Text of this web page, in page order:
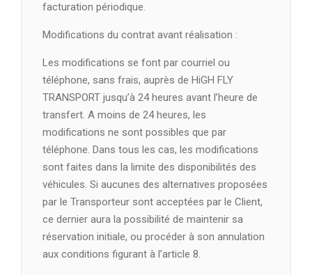
facturation périodique.
Modifications du contrat avant réalisation :
Les modifications se font par courriel ou
téléphone, sans frais, auprès de HiGH FLY
TRANSPORT jusqu’à 24 heures avant l’heure de
transfert. A moins de 24 heures, les
modifications ne sont possibles que par
téléphone. Dans tous les cas, les modifications
sont faites dans la limite des disponibilités des
véhicules. Si aucunes des alternatives proposées
par le Transporteur sont acceptées par le Client,
ce dernier aura la possibilité de maintenir sa
réservation initiale, ou procéder à son annulation
aux conditions figurant à l’article 8.